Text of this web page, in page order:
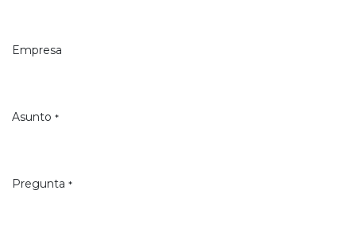
Empresa
Asunto *
Pregunta *